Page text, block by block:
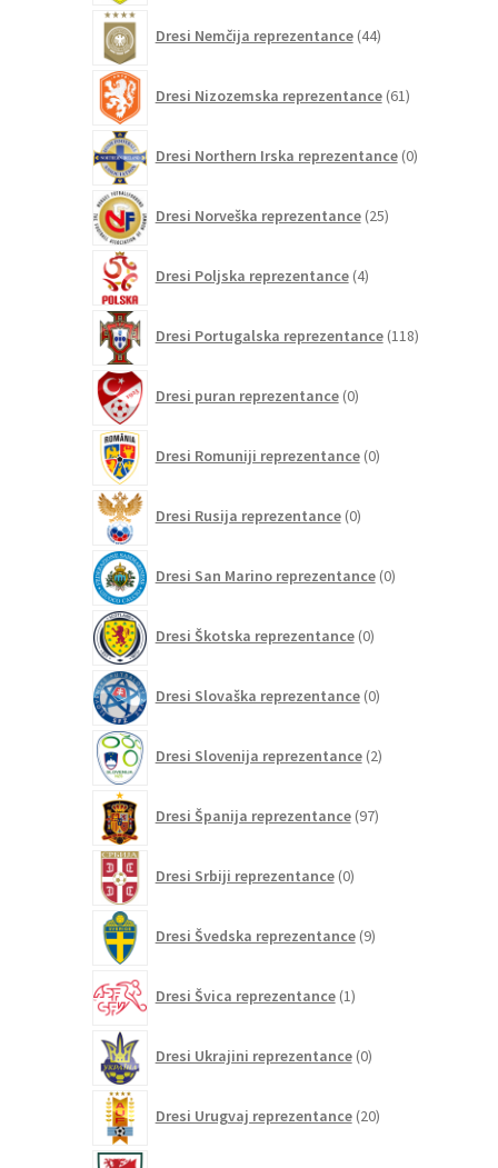
Dresi Nemčija reprezentance 44izdelkov
Dresi Nizozemska reprezentance 61izdelkov
Dresi Northern Irska reprezentance 0izdelkov
Dresi Norveška reprezentance 25izdelkov
Dresi Poljska reprezentance 4izdelki
Dresi Portugalska reprezentance 118izdelkov
Dresi puran reprezentance 0izdelkov
Dresi Romuniji reprezentance 0izdelkov
Dresi Rusija reprezentance 0izdelkov
Dresi San Marino reprezentance 0izdelkov
Dresi Škotska reprezentance 0izdelkov
Dresi Slovaška reprezentance 0izdelkov
Dresi Slovenija reprezentance 2izdelka
Dresi Španija reprezentance 97izdelkov
Dresi Srbiji reprezentance 0izdelkov
Dresi Švedska reprezentance 9izdelkov
Dresi Švica reprezentance 1izdelek
Dresi Ukrajini reprezentance 0izdelkov
Dresi Urugvaj reprezentance 20izdelkov